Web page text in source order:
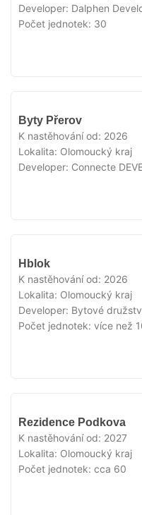
Developer: Dalphen
Počet jednotek: 30
Byty Přerov
K nastěhování od: 2026
Lokalita: Olomoucký kraj
Developer: Connecte
Hblok
K nastěhování od: 2026
Lokalita: Olomoucký kraj
Developer: Bytové
Počet jednotek: více než
Rezidence Podkova
K nastěhování od: 2027
Lokalita: Olomoucký kraj
Počet jednotek: cca 60